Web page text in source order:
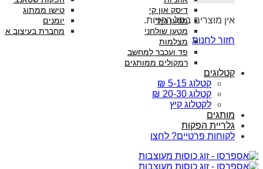
אין מוצרים בסל הקניות.
חזור לחנות
דיסק און קי
מטען נייד
מטען שולחני
מצלמות
פד ועכבר למחשב
רמקולים ממותגים
טישו ממתוג
יומנים
מחברת בעיצוב
קטלוגים
קטלוג 5-15 ₪
קטלוג 20-30 ₪
לקטלוג קיץ
מותגים
גלריית הפקות
לקוחות פרטיים? לחצו